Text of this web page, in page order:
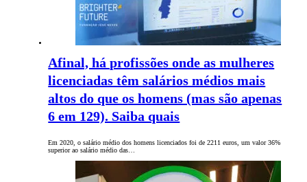
Afinal, há profissões onde as mulheres
licenciadas têm salários médios mais
altos do que os homens (mas são apenas
6 em 129). Saiba quais
Em 2020, o salário médio dos homens licenciados foi de 2211 euros, um valor 36%
superior ao salário médio das…